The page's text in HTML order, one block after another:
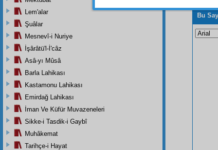
Bu
Lem'alar
Şuâlar
Mesnevî-i Nuriye
İşârâtü'l-İ'câz
Asâ-yı Mûsâ
Barla Lahikası
Kastamonu Lahikası
Emirdağ Lahikası
İman Ve Küfür Muvazeneleri
Sikke-i Tasdik-i Gaybî
Muhâkemat
Tarihçe-i Hayat